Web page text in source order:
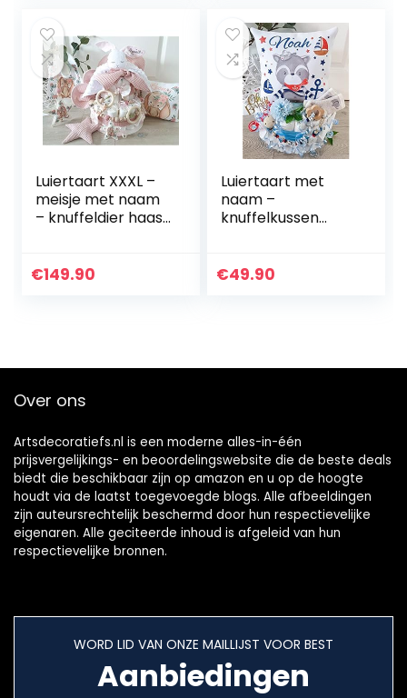
Luiertaart XXXL –
meisje met naam
– knuffeldier haas
spuugdoek –
€149.90
Luiertaart met
naam –
knuffelkussen
grijpling – cadeau,
€49.90
Over ons
Artsdecoratiefs.nl is een moderne alles-in-één
prijsvergelijkings- en beoordelingswebsite die de beste deals
biedt die beschikbaar zijn op amazon en u op de hoogte
houdt via de laatst toegevoegde blogs. Alle afbeeldingen
zijn auteursrechtelijk beschermd door hun respectievelijke
eigenaren. Alle geciteerde inhoud is afgeleid van hun
respectievelijke bronnen.
WORD LID VAN ONZE MAILLIJST VOOR BEST
Aanbiedingen